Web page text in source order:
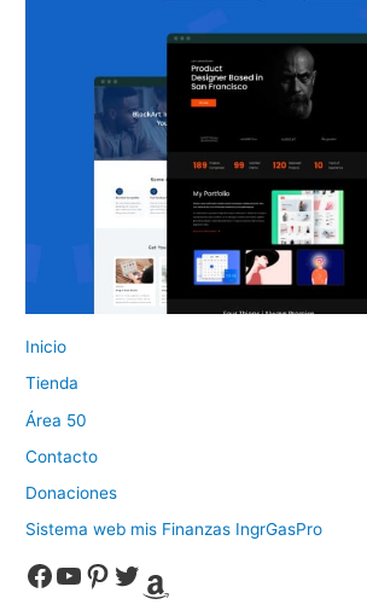
Inicio
Tienda
Área 50
Contacto
Donaciones
Sistema web mis Finanzas IngrGasPro
Facebook YouTube Pinterest Twitter Amazon